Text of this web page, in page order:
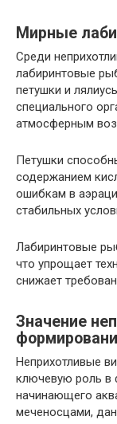
Мирные
Среди
лабиринтовые
петушки и
специального
атмосферным
Петушки
содержанием
ошибкам в
стабильных
Лабиринтовые
что упрощает
снижает
Значение
Неприхотливые
ключевую роль в
начинающего
меченосцами,